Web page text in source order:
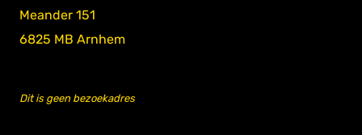
Meander 151
6825 MB Arnhem
Dit is geen bezoekadres